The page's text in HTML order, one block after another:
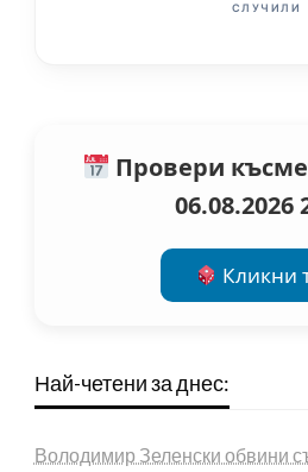
СЛУЧИЛИ
Провери
06.08.2026
Кликни
Най-четени за днес:
Володимир Зеленски обвини